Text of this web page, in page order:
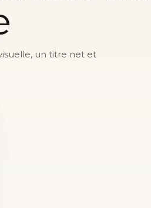
un titre net et